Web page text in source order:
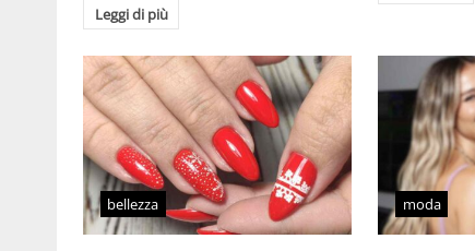
Leggi di più
bellezza moda